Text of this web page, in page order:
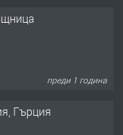
преди 1 година
Гърция